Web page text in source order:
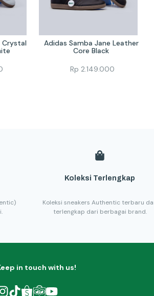
Crystal
Adidas Samba Jane Leather
Core Black
Rp 2.149.000
Koleksi Terlengkap
Koleksi sneakers Authentic terbaru
terlengkap dari berbagai brand.
in touch with us!